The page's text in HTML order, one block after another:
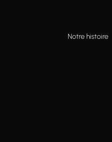
Notre histoire